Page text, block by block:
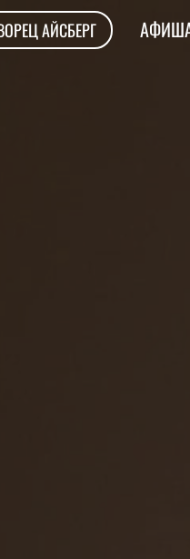
АЙСБЕРГ